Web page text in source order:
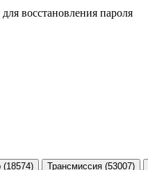
восстановления пароля
(18574) Трансмиссия (53007)